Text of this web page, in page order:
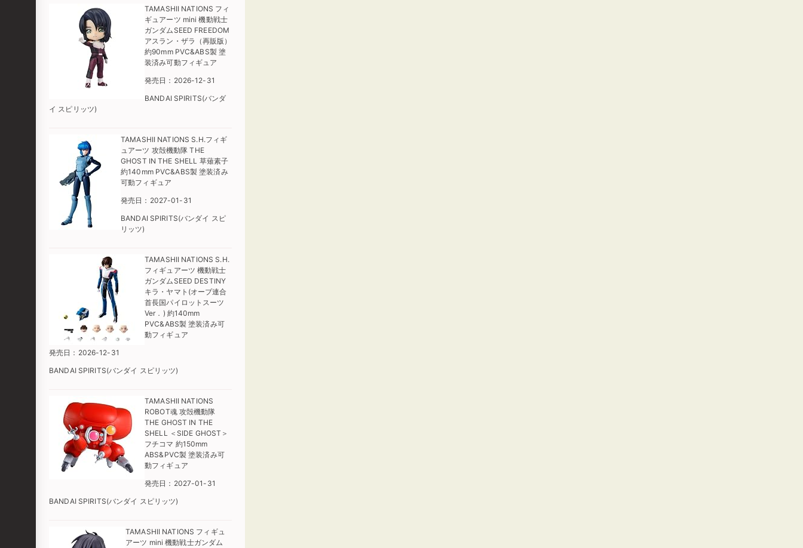
TAMASHII NATIONS フィ
ギュアーツ mini 機動戦士
ガンダムSEED FREEDOM
アスラン・ザラ（再販版）
約90mm PVC&ABS製 塗
装済み可動フィギュア
発売日：2026-12-31
BANDAI SPIRITS(バンダ
イ スピリッツ)
TAMASHII NATIONS S.H.フィギ
ュアーツ 攻殻機動隊 THE
GHOST IN THE SHELL 草薙素子
約140mm PVC&ABS製 塗装済み
可動フィギュア
発売日：2027-01-31
BANDAI SPIRITS(バンダイ スピ
リッツ)
TAMASHII NATIONS S.H.
フィギュアーツ 機動戦士
ガンダムSEED DESTINY
キラ・ヤマト(オーブ連合
首長国パイロットスーツ
Ver．) 約140mm
PVC&ABS製 塗装済み可
動フィギュア
発売日：2026-12-31
BANDAI SPIRITS(バンダイ スピリッツ)
TAMASHII NATIONS
ROBOT魂 攻殻機動隊
THE GHOST IN THE
SHELL ＜SIDE GHOST＞
フチコマ 約150mm
ABS&PVC製 塗装済み可
動フィギュア
発売日：2027-01-31
BANDAI SPIRITS(バンダイ スピリッツ)
TAMASHII NATIONS フィギュ
アーツ mini 機動戦士ガンダム